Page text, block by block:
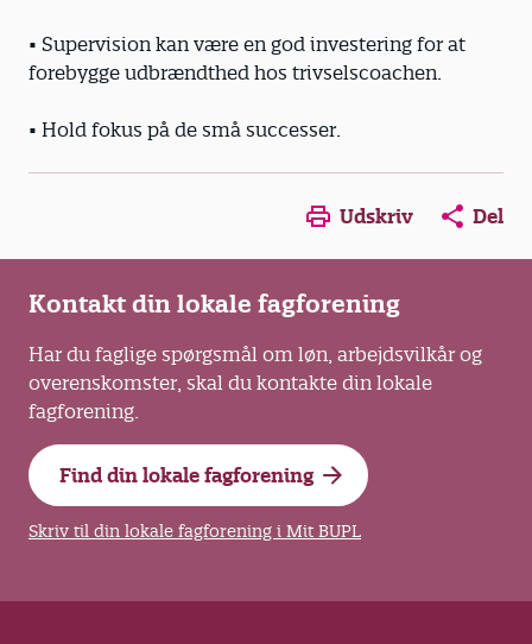
• Supervision kan være en god investering for at
forebygge udbrændthed hos trivselscoachen.
• Hold fokus på de små successer.
Opens in a new window
Opens in a new
Opens in
Udskriv Del
Kontakt din lokale fagforening
Har du faglige spørgsmål om løn, arbejdsvilkår og
overenskomster, skal du kontakte din lokale
fagforening.
Find din lokale fagforening
Skriv til din lokale fagforening i Mit BUPL